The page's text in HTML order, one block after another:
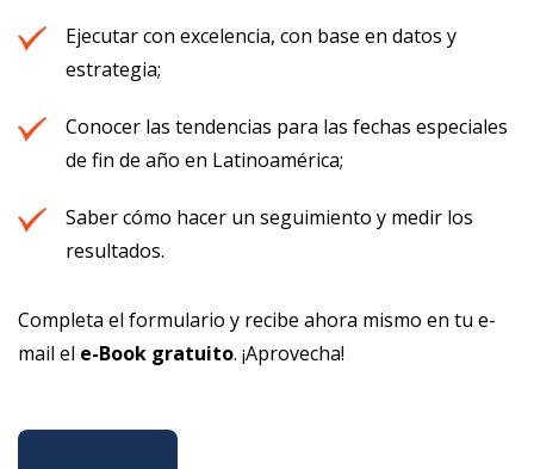
Ejecutar con excelencia, con base en datos y
estrategia;
Conocer las tendencias para las fechas especiales
de fin de año en Latinoamérica;
Saber cómo hacer un seguimiento y medir los
resultados.
Completa el formulario y recibe ahora mismo en tu e-
mail el e-Book gratuito. ¡Aprovecha!